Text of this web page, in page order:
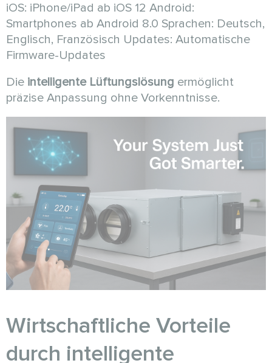
iOS: iPhone/iPad ab iOS 12 Android:
Smartphones ab Android 8.0 Sprachen: Deutsch,
Englisch, Französisch Updates: Automatische
Firmware-Updates
Die intelligente Lüftungslösung ermöglicht
präzise Anpassung ohne Vorkenntnisse.
Wirtschaftliche Vorteile
durch intelligente